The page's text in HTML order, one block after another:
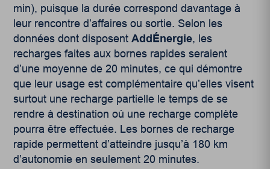
min), puisque la durée correspond davantage à
leur rencontre d’affaires ou sortie. Selon les
données dont disposentAddÉnergie, les
recharges faites aux bornes rapides seraient
d’une moyenne de 20 minutes, ce qui démontre
que leur usage est complémentaire qu’elles visent
surtout une recharge partielle le temps de se
rendre à destination où une recharge complète
pourra être effectuée. Les bornes de recharge
rapide permettent d’atteindre jusqu’à 180 km
d’autonomie en seulement 20 minutes.